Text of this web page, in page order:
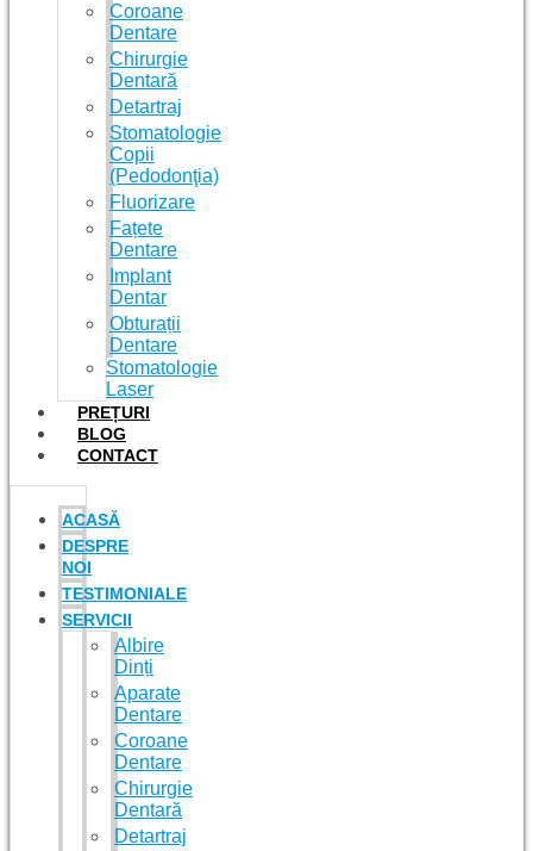
Coroane
Dentare
Chirurgie
Dentară
Detartraj
Stomatologie
Copii
(Pedodonţia)
Fluorizare
Fațete
Dentare
Implant
Dentar
Obturații
Dentare
Stomatologie
Laser
PREȚURI
BLOG
CONTACT
ACASĂ
DESPRE
NOI
TESTIMONIALE
SERVICII
Albire
Dinți
Aparate
Dentare
Coroane
Dentare
Chirurgie
Dentară
Detartraj